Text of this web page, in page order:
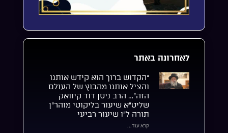
לאחרונה באתר
“הקדוש ברוך הוא קידש אותנו
והציל אותנו מהבוץ של העולם
הזה”… הרב ניסן דוד קיוואק
שליט”א שיעור בליקוטי מוהר”ן
תורה ל”ו שיעור רביעי
קרא עוד...